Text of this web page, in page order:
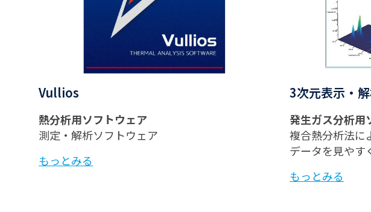
Vullios
熱分析用ソフトウェア
測定・解析ソフトウェア
もっとみる
3次元表示・
発生ガス分析用
複合熱分析法に
データを見やす
もっとみる